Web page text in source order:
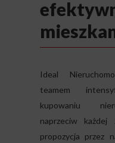
Ideal
teamem
kupowaniu
naprzeciw
propozycja przez